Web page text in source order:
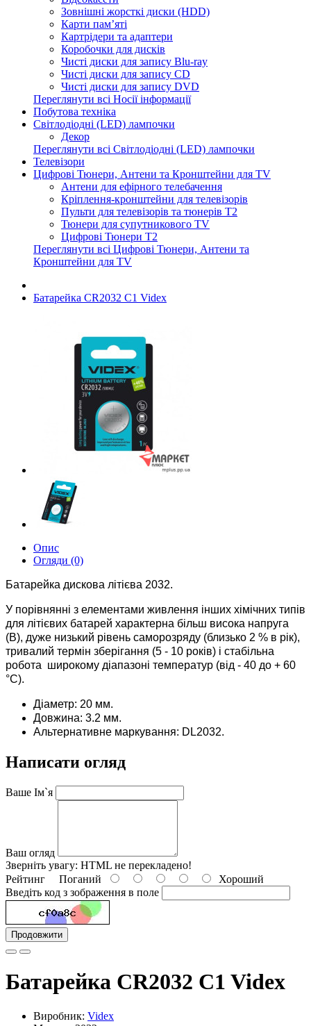
Зовнішні жорсткі диски (HDD)
Карти пам’яті
Картрідери та адаптери
Коробочки для дисків
Чисті диски для запису Blu-ray
Чисті диски для запису CD
Чисті диски для запису DVD
Переглянути всі Носії інформації
Побутова техніка
Світлодіодні (LED) лампочки
Декор
Переглянути всі Світлодіодні (LED) лампочки
Телевізори
Цифрові Тюнери, Антени та Кронштейни для TV
Антени для ефірного телебачення
Кріплення-кронштейни для телевізорів
Пульти для телевізорів та тюнерів T2
Тюнери для супутникового TV
Цифрові Тюнери T2
Переглянути всі Цифрові Тюнери, Антени та
Кронштейни для TV
Батарейка CR2032 C1 Videx
Опис
Огляди (0)
Батарейка дискова літієва 2032.
У порівнянні з елементами живлення інших хімічних типів
для літієвих батарей характерна більш висока напруга
(В), дуже низький рівень саморозряду (близько 2 % в рік),
тривалий термін зберігання (5 - 10 років) і стабільна
робота широкому діапазоні температур (від - 40 до + 60
°С).
Діаметр: 20 мм.
Довжина: 3.2 мм.
Альтернативне маркування: DL2032.
Написати огляд
Ваше Ім`я
Ваш огляд
Зверніть увагу: HTML не перекладено!
Рейтинг Поганий
Хороший
Введіть код з зображення в поле
Продовжити
Батарейка CR2032 C1 Videx
Виробник: Videx